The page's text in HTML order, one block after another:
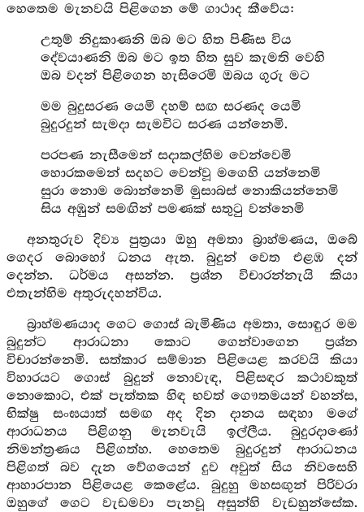
හෙතෙම මැනවයි පිළිගෙන මේ ගාථාද කීවේය:
උතුම් නිදුකාණනි ඔබ මට හිත පිණිස විය
දේවයාණනි ඔබ මට ඉත හිත සුව කැමති වෙහි
ඔබ වදන් පිළිගෙන හැසිරෙමි ඔබය ගුරු මට
මම බුදුසරණ යෙමි දහම් සඟ සරණද යෙමි
බුදුරදුන් සැමදා සැමවිට සරණ යන්නෙමි.
පරපණ නැසීමෙන් සදාකල්හිම වෙන්වෙමි
හොරකමෙන් සදහට වෙන්වූ මගෙහි යන්නෙමි
සුරා නොම බොන්නෙමි මුසාබස් නොකියන්නෙමි
සිය අඹුන් සමඟින් පමණක් සතුටු වන්නෙමි
අනතුරුව දිව්‍ය පුත්‍රයා ඔහු අමතා බ්‍රාහ්මණය, ඔබේ
ගෙදර බොහෝ ධනය ඇත. බුදුන් වෙත එළඹ දන්
දෙන්න. ධර්මය අසන්න. ප්‍රශ්න විචාරන්නැයි කියා
එතැන්හිම අතුරුදහන්විය.
බ්‍රාහ්මණයාද ගෙට ගොස් බැමිණිය අමතා, සොඳුර මම
බුදුන්ට ආරාධනා කොට ගෙන්වාගෙන ප්‍රශ්න
විචාරන්නෙමි. සත්කාර සම්මාන පිළියෙළ කරවයි කියා
විහාරයට ගොස් බුදුන් නොවැඳ, පිළිසඳර කථාවකුත්
නොකොට, එක් පැත්තක හිඳ භවත් ගෞතමයන් වහන්ස,
භික්ෂු සංඝයාත් සමඟ අද දින දානය සඳහා මගේ
ආරාධනය පිළිගනු මැනවැයි ඉල්ලීය. බුදුරදාණෝ
නිමන්ත්‍රණය පිළිගත්හ. හෙතෙම බුදුරදුන් ආරාධනය
පිළිගත් බව දැන වේගයෙන් දුව අවුත් සිය නිවසෙහි
ආහාරපාන පිළියෙළ කෙළේය. බුදුහු මහසඟුන් පිරිවරා
ඔහුගේ ගෙට වැඩමවා පැනවූ අසුන්හි වැඩහුන්සේක.